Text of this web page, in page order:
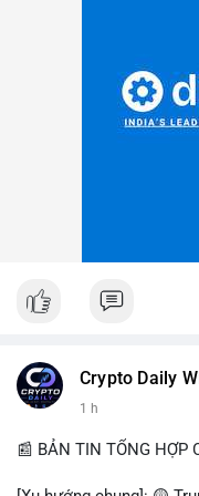
Crypto Daily
1 h
📰 BẢN TIN TỔNG HỢP